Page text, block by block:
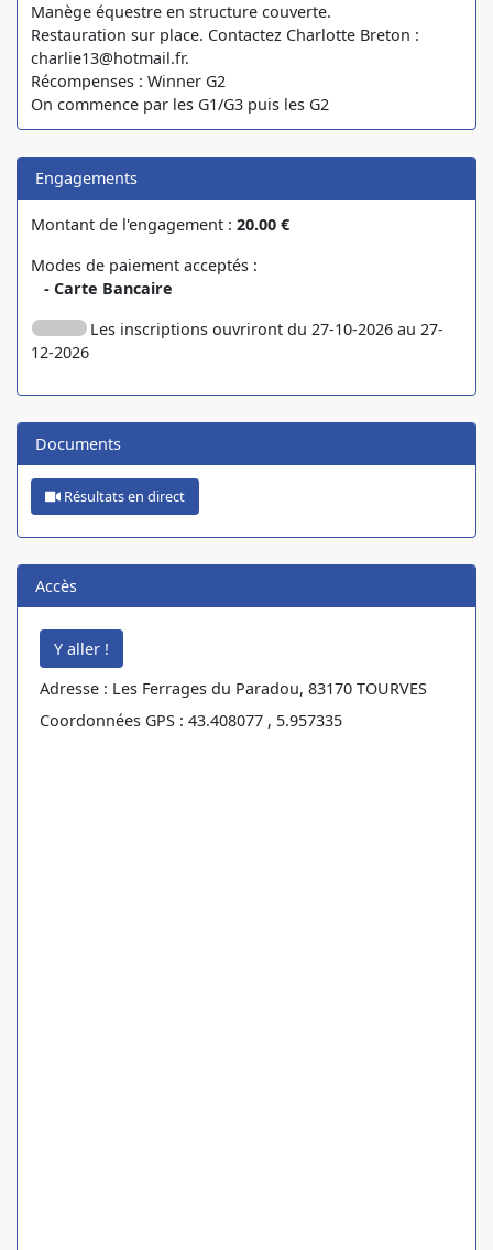
Manège équestre en structure couverte.
Restauration sur place. Contactez Charlotte Breton :
charlie13@hotmail.fr.
Récompenses : Winner G2
On commence par les G1/G3 puis les G2
Engagements
Montant de l'engagement : 20.00 €
Modes de paiement acceptés :
- Carte Bancaire
Les inscriptions ouvriront du 27-10-2026 au 27-
12-2026
Documents
Résultats en direct
Accès
Adresse : Les Ferrages du Paradou, 83170 TOURVES
Coordonnées GPS : 43.408077 , 5.957335